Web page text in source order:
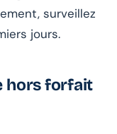
surveillez
jours.
hors forfait